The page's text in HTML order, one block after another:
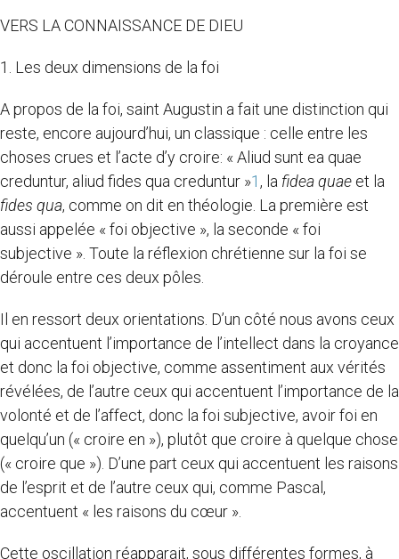
VERS LA CONNAISSANCE DE DIEU
1. Les deux dimensions de la foi
A propos de la foi, saint Augustin a fait une distinction qui
reste, encore aujourd’hui, un classique : celle entre les
choses crues et l’acte d’y croire: « Aliud sunt ea quae
creduntur, aliud fides qua creduntur »1, la fidea quae et la
fides qua, comme on dit en théologie. La première est
aussi appelée « foi objective », la seconde « foi
subjective ». Toute la réflexion chrétienne sur la foi se
déroule entre ces deux pôles.
Il en ressort deux orientations. D’un côté nous avons ceux
qui accentuent l’importance de l’intellect dans la croyance
et donc la foi objective, comme assentiment aux vérités
révélées, de l’autre ceux qui accentuent l’importance de la
volonté et de l’affect, donc la foi subjective, avoir foi en
quelqu’un (« croire en »), plutôt que croire à quelque chose
(« croire que »). D’une part ceux qui accentuent les raisons
de l’esprit et de l’autre ceux qui, comme Pascal,
accentuent « les raisons du cœur ».
Cette oscillation réapparait, sous différentes formes, à